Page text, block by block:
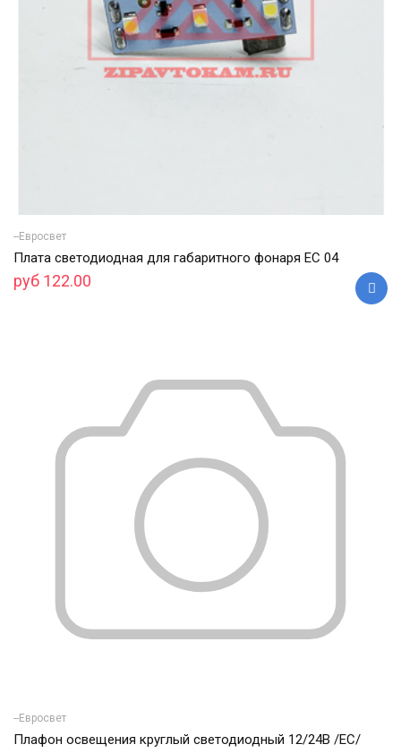
--Евросвет
Плата светодиодная для габаритного фонаря ЕС 04
руб 122.00
--Евросвет
Плафон освещения круглый светодиодный 12/24В /ЕС/